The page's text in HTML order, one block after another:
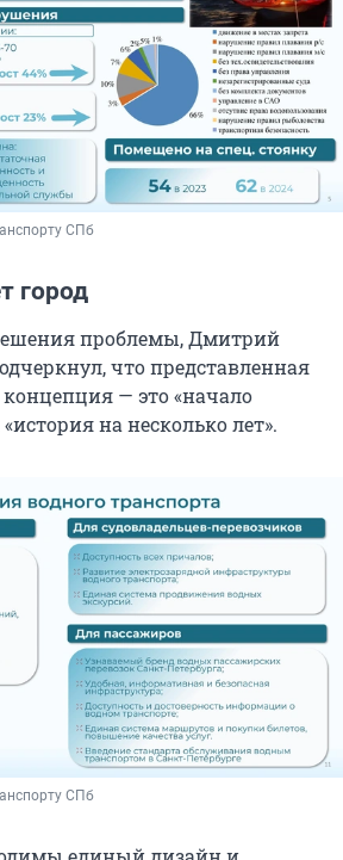
СПб
город
проблемы, Дмитрий
что представленная
— это «начало
на несколько лет».
СПб